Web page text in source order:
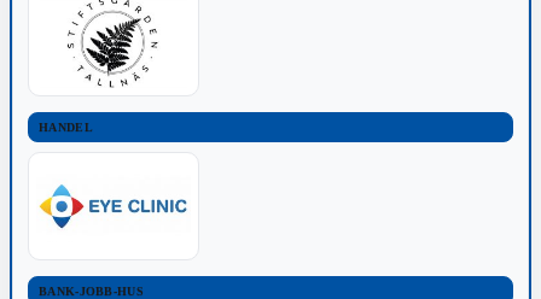
HANDEL
BANK-JOBB-HUS